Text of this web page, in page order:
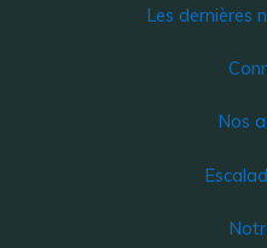
Les dernières
Nos